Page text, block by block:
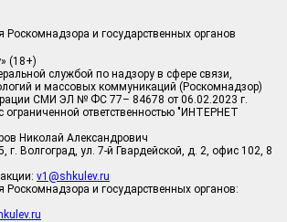
Роскомнадзора и государственных органов
(18+)
службой по надзору в сфере связи,
и массовых коммуникаций (Роскомнадзор)
СМИ ЭЛ № ФС 77– 84678 от 06.02.2023 г.
ограниченной ответственностью "ИНТЕРНЕТ
Николай Александрович
г. Волгоград, ул. 7-й Гвардейской, д. 2, офис 102, 8
v1@shkulev.ru
Роскомнадзора и государственных органов: